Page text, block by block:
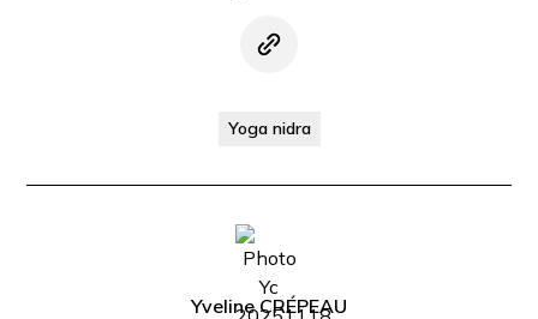
Yoga nidra
Yveline CRÉPEAU